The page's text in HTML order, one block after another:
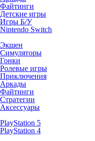
Файтинги
Детские игры
Игры Б/У
Nintendo Switch
Экшен
Симуляторы
Гонки
Ролевые игры
Приключения
Аркады
Файтинги
Стратегии
Аксессуары
PlayStation 5
PlayStation 4